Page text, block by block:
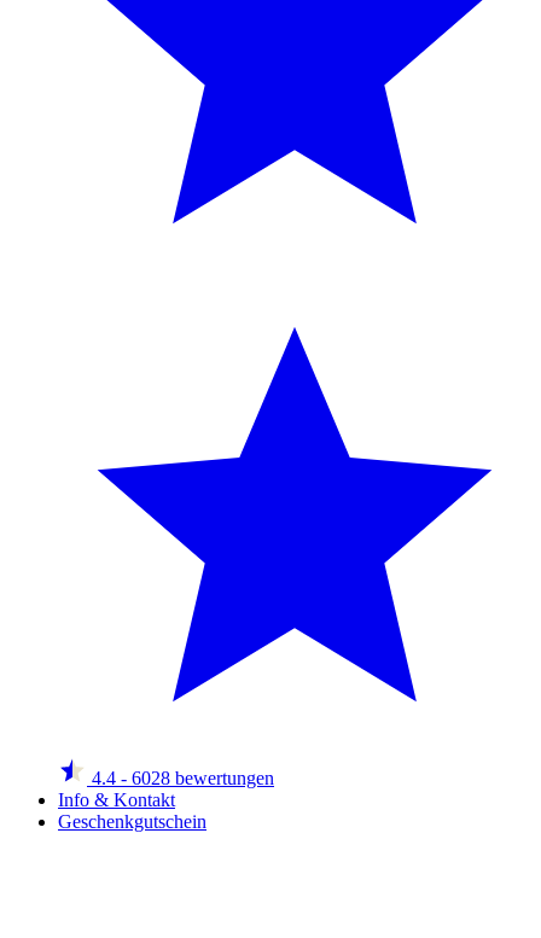
4.4 - 6028 bewertungen
Info & Kontakt
Geschenkgutschein